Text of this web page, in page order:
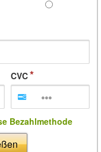
CVC
Bezahlmethode